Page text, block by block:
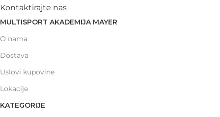
Kontaktirajte nas
MULTISPORT AKADEMIJA MAYER
O nama
Dostava
Uslovi kupovine
Lokacije
KATEGORIJE